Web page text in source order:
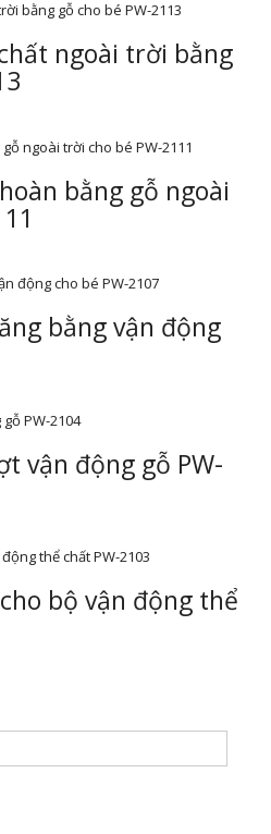
ngoài trời bằng
bằng gỗ ngoài
bằng vận động
vận động gỗ PW-
bộ vận động thể